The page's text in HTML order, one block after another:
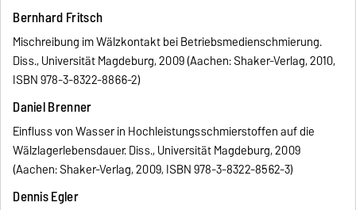
Bernhard Fritsch
Mischreibung im Wälzkontakt bei Betriebsmedienschmierung.
Diss., Universität Magdeburg, 2009 (Aachen: Shaker-Verlag, 2010,
ISBN 978-3-8322-8866-2)
Daniel Brenner
Einfluss von Wasser in Hochleistungsschmierstoffen auf die
Wälzlagerlebensdauer. Diss., Universität Magdeburg, 2009
(Aachen: Shaker-Verlag, 2009, ISBN 978-3-8322-8562-3)
Dennis Egler